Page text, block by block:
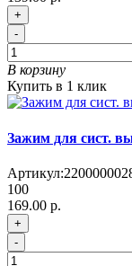
+
-
В корзину
Купить в 1 клик
Зажим для сист.
Артикул:
100
169.00 р.
+
-